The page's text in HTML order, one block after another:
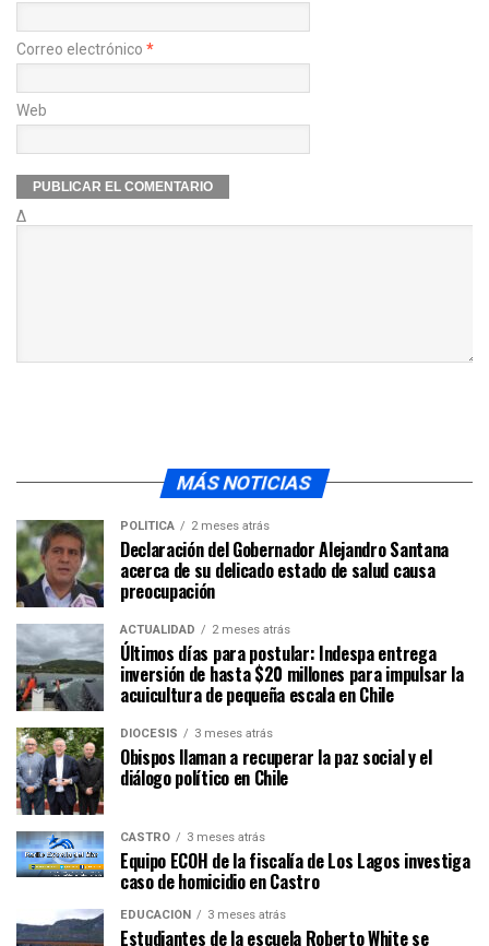
Correo electrónico *
Web
Δ
MÁS NOTICIAS
POLÍTICA 2 meses atrás
Declaración del Gobernador Alejandro Santana
acerca de su delicado estado de salud causa
preocupación
ACTUALIDAD 2 meses atrás
Últimos días para postular: Indespa entrega
inversión de hasta $20 millones para impulsar la
acuicultura de pequeña escala en Chile
DIÓCESIS 3 meses atrás
Obispos llaman a recuperar la paz social y el
diálogo político en Chile
CASTRO 3 meses atrás
Equipo ECOH de la fiscalía de Los Lagos investiga
caso de homicidio en Castro
EDUCACIÓN 3 meses atrás
Estudiantes de la escuela Roberto White se